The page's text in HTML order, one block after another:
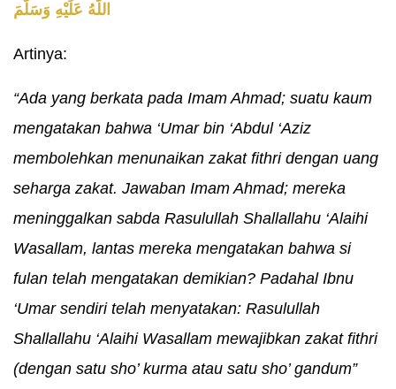
اللَّهُ عَلَيْهِ وَسَلَّمَ
Artinya:
“Ada yang berkata pada Imam Ahmad; suatu kaum
mengatakan bahwa ‘Umar bin ‘Abdul ‘Aziz
membolehkan menunaikan zakat fithri dengan uang
seharga zakat. Jawaban Imam Ahmad; mereka
meninggalkan sabda Rasulullah Shallallahu ‘Alaihi
Wasallam, lantas mereka mengatakan bahwa si
fulan telah mengatakan demikian? Padahal Ibnu
‘Umar sendiri telah menyatakan: Rasulullah
Shallallahu ‘Alaihi Wasallam mewajibkan zakat fithri
(dengan satu sho’ kurma atau satu sho’ gandum”